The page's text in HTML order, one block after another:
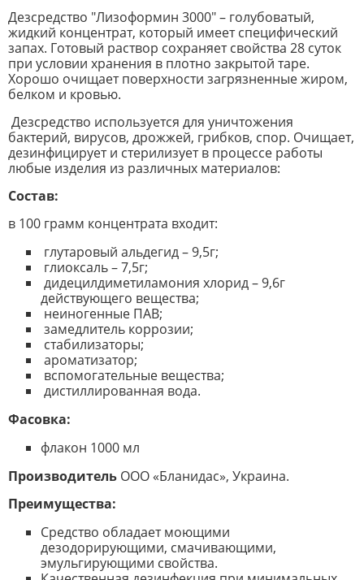
Дезсредство "Лизоформин 3000" – голубоватый,
жидкий концентрат, который имеет специфический
запах. Готовый раствор сохраняет свойства 28 суток
при условии хранения в плотно закрытой таре.
Хорошо очищает поверхности загрязненные жиром,
белком и кровью.
Дезсредство используется для уничтожения
бактерий, вирусов, дрожжей, грибков, спор. Очищает,
дезинфицирует и стерилизует в процессе работы
любые изделия из различных материалов:
Состав:
в 100 грамм концентрата входит:
глутаровый альдегид – 9,5г;
глиоксаль – 7,5г;
дидецилдиметиламония хлорид – 9,6г
действующего вещества;
неиногенные ПАВ;
замедлитель коррозии;
стабилизаторы;
ароматизатор;
вспомогательные вещества;
дистиллированная вода.
Фасовка:
флакон 1000 мл
Производитель ООО «Бланидас», Украина.
Преимущества:
Средство обладает моющими
дезодорирующими, смачивающими,
эмульгирующими свойства.